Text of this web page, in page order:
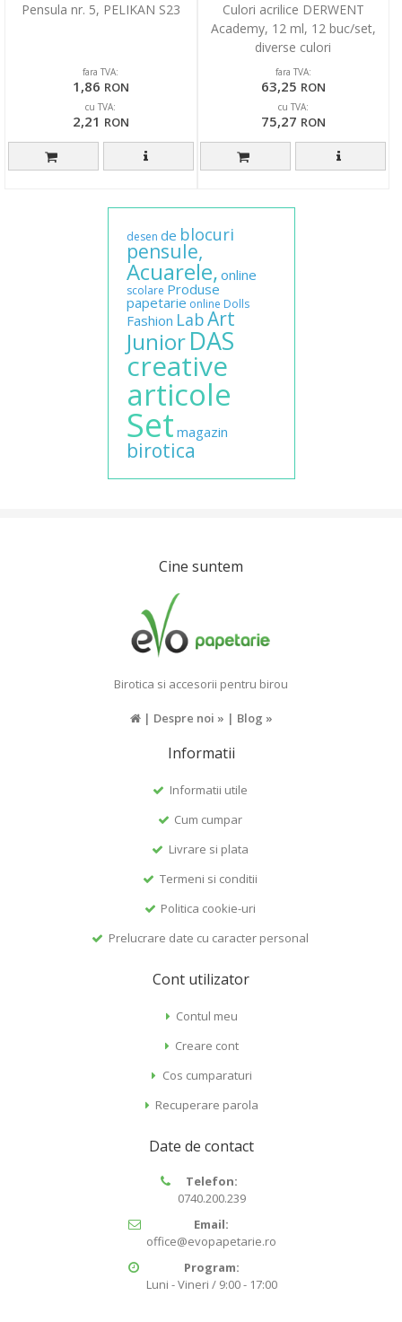
Pensula nr. 5, PELIKAN S23
fara TVA:
1,86 RON
cu TVA:
2,21 RON
Culori acrilice DERWENT
Academy, 12 ml, 12 buc/set,
diverse culori
fara TVA:
63,25 RON
cu TVA:
75,27 RON
desen de blocuri
pensule,
Acuarele, online
scolare Produse
papetarie online Dolls
Fashion LabArt
JuniorDAS
creative
articole
Set magazin
birotica
Cine suntem
Birotica si accesorii pentru birou
| Despre noi » | Blog »
Informatii
Informatii utile
Cum cumpar
Livrare si plata
Termeni si conditii
Politica cookie-uri
Prelucrare date cu caracter personal
Cont utilizator
Contul meu
Creare cont
Cos cumparaturi
Recuperare parola
Date de contact
Telefon:
0740.200.239
Email:
office@evopapetarie.ro
Program:
Luni - Vineri / 9:00 - 17:00